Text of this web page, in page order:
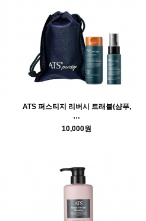
ATS 퍼스티지 리버시 트래블(샴푸,
…
10,000원